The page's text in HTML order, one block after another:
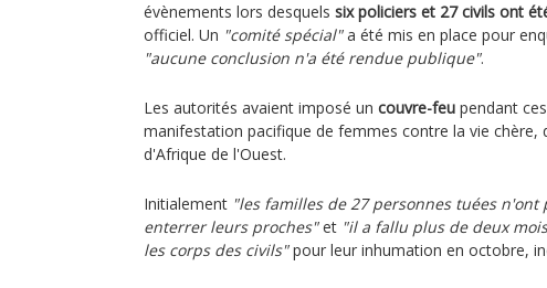
évènements lors desquels six policiers et 27 civils ont
officiel. Un "comité spécial"a été mis en place pour
"aucune conclusion n'a été rendue publique".
Les autorités avaient imposé un couvre-feu pendant
manifestation pacifique de femmes contre la vie chère,
d'Afrique de l'Ouest.
Initialement "les familles de 27 personnes tuées n'ont
enterrer leurs proches"et "il a fallu plus de deux
les corps des civils"pour leur inhumation en octobre,